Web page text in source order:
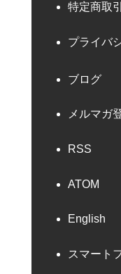
特定商取
プライバ
ブログ
メルマガ
RSS
ATOM
English
スマート